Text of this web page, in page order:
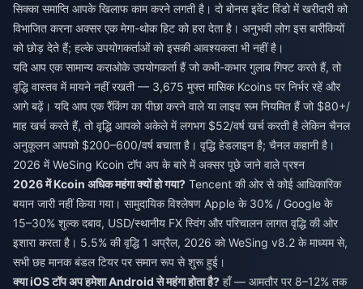
सिक्का समाप्ति आपके खिलाफ काम करने लगती है। दो बोनस इवेंट विंडो में खरीदारी को
विभाजित करना अक्सर एक मेगा-थोक हिट को हरा देता है। अनुभवी लोग इस बारीकियों
को छोड़ देते हैं; हल्के उपयोगकर्ताओं को इसकी आवश्यकता भी नहीं है।
यदि आप एक सामान्य कराओके उपयोगकर्ता हैं जो कभी-कभार गुलाब गिफ्ट करते हैं, तो
वृद्धि वास्तव में मायने नहीं रखती — 3,675 मुफ्त मासिक Kcoins पर निर्भर रहें और
आगे बढ़ें। यदि आप एक रैंकिंग का पीछा करने वाले या लाइव रूम नियमित हैं जो $80+/
माह खर्च करते हैं, तो वृद्धि आपको अकेले में लगभग $52/वर्ष खर्च करती है लेकिन चैनल
अनुकूलन आपको $200–600/वर्ष बचाता है। वृद्धि हेडलाइन है; चैनल कहानी है।
2026 में WeSing Kcoin टॉप अप के बारे में अक्सर पूछे जाने वाले प्रश्न
2026 में Kcoin अधिक महंगा क्यों हो गया? Tencent की ओर से कोई आधिकारिक
बयान जारी नहीं किया गया। सामुदायिक विश्लेषण Apple के 30% / Google के
15–30% शुल्क दबाव, USD/स्थानीय FX स्विंग और परिचालन लागत वृद्धि की ओर
इशारा करता है। 5.5% की वृद्धि 1 अप्रैल, 2026 को WeSing v8.2 के माध्यम से,
सभी छह मानक बंडल टियर पर समान रूप से शुरू हुई।
क्या iOS टॉप अप हमेशा Android से महंगा होता है? हाँ — आमतौर पर 8–12% तक